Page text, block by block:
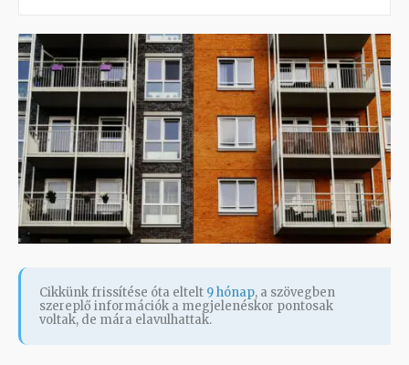
Cikkünk frissítése óta eltelt 9 hónap, a szövegben
szereplő információk a megjelenéskor pontosak
voltak, de mára elavulhattak.